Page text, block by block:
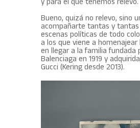
y para el que tenemos relevo.
Bueno, quizá no relevo, sino
acompañarte tantas y tantas
escenas políticas de todo
a los que viene a
en llegar a la familia fundada
Balenciaga en 1919 y
Gucci (Kering desde 2013).